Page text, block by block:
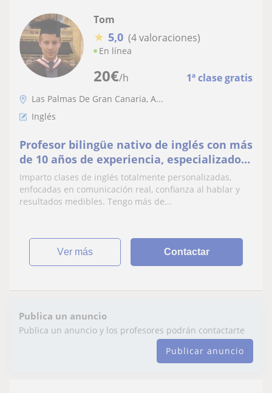
20€/h 1ª clase gratis
Tom
★ 5,0 (4 valoraciones)
En línea
Las Palmas De Gran Canaria, A...
Inglés
Profesor bilingüe nativo de inglés con más
de 10 años de experiencia, especializado
en adultos, adolescentes y preparación de
exám
Imparto clases de inglés totalmente personalizadas,
enfocadas en comunicación real, confianza al hablar y
resultados medibles. Tengo más de...
ver más Contactar
Publica un anuncio
Publica un anuncio y los profesores podrán contactarte
Publicar anuncio